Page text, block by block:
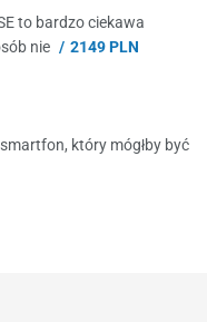
to bardzo ciekawa
nie
2149 PLN
który mógłby być